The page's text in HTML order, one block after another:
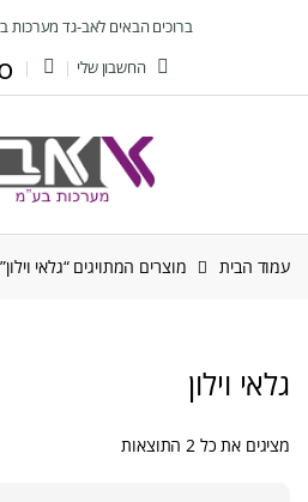
ברוכים הבאים לאב-גד מערכות
החשבון שלי
עמוד הבית מוצרים המתויגים “גלאי וילון”
גלאי וילון
מציגים את כל ⁦2⁩ התוצאות
ממוין